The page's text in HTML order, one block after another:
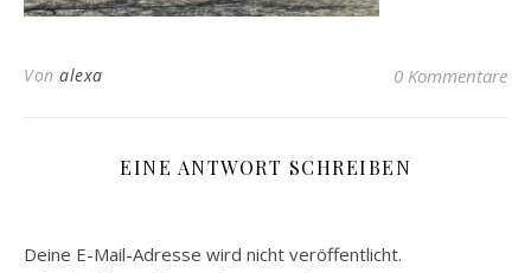
Von alexa 0 Kommentare
EINE ANTWORT SCHREIBEN
Deine E-Mail-Adresse wird nicht veröffentlicht.